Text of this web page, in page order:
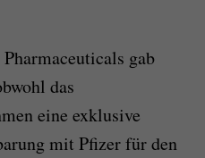
gab
das
eine exklusive
mit Pfizer für den